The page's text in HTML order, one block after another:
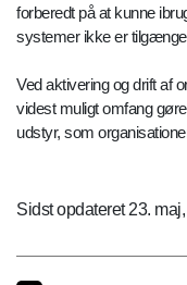
forberedt på at kunne
systemer ikke er
Ved aktivering og drift af
videst muligt omfang
udstyr, som
Sidst opdateret 23.